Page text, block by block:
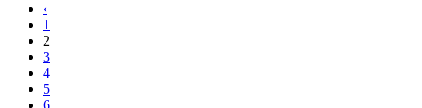
‹
1
2
3
4
5
6